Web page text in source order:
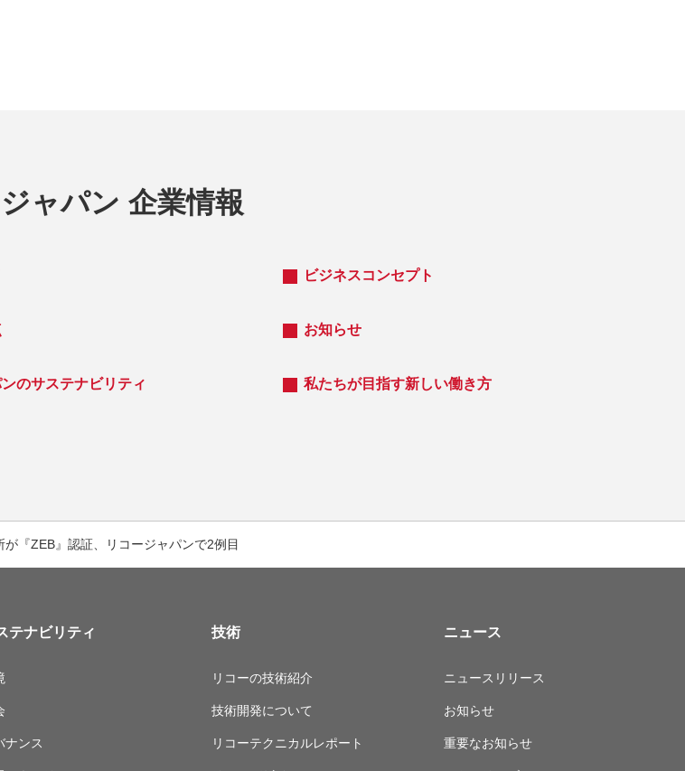
ャパン 企業情報
ビジネスコンセプト
お知らせ
のサステナビリティ 私たちが目指す新しい働き方
が『ZEB』認証、リコージャパンで2例目
テナビリティ
ナンス
技術
リコーの技術紹介
技術開発について
リコーテクニカルレポート
ニュース
ニュースリリース
お知らせ
重要なお知らせ